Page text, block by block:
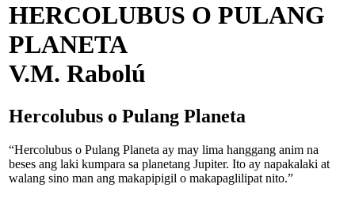
HERCOLUBUS O PULANG
PLANETA
V.M. Rabolú
Hercolubus o Pulang Planeta
“Hercolubus o Pulang Planeta ay may lima hanggang anim na
beses ang laki kumpara sa planetang Jupiter. Ito ay napakalaki at
walang sino man ang makapipigil o makapaglilipat nito.”